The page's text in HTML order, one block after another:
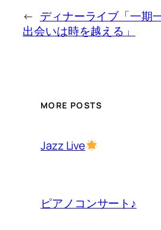
← ディナーライブ「一期
出会いは時を越える」
MORE POSTS
Jazz Live
ピアノコンサート♪